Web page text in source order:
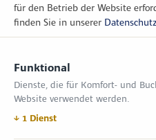
für den Betrieb der Website
finden Sie in unserer
Funktional
Dienste, die für Komfort- und
Website verwendet werden.
↓ 1 Dienst